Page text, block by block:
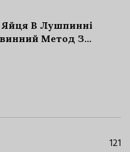
В Лушпинні
Метод З
121